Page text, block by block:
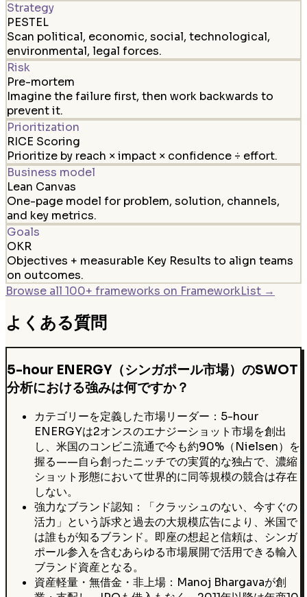
Strategy
PESTEL
Scan political, economic, social, technological,
environmental, legal forces.
Risk
Pre-mortem
Imagine the failure first, then work backwards to
prevent it.
Prioritization
RICE Scoring
Prioritize by reach × impact × confidence ÷ effort.
Business model
Lean Canvas
One-page model for problem, solution, channels,
and key metrics.
Goals
OKR
Objectives + measurable Key Results to align teams
on outcomes.
Browse all 100+ frameworks on FrameworkList →
よくある質問
5-hour ENERGY（シンガポール市場）のSWOT
分析における強みは何ですか？
カテゴリーを定義した市場リーダー：5-hour
ENERGYは2オンスのエナジーショット市場を創出
し、米国のコンビニ流通で今も約90%（Nielsen）を
握る——自ら創ったニッチでの実質的な独占で、濃縮
ショット形態において世界的に同等規模の競合は存在
しない。
強力なブランド認知：「クラッシュのない、今すぐの
活力」という訴求と過去の大規模広告により、米国で
は誰もが知るブランド。即座の想起と信頼は、シンガ
ポール参入を含むあらゆる市場展開で活用できる輸入
ブランド資産となる。
資産軽量・無借金・非上場：Manoj Bhargavaが創